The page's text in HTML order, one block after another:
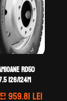
RD50
126/124M
Prețul
959.81leiPrețul